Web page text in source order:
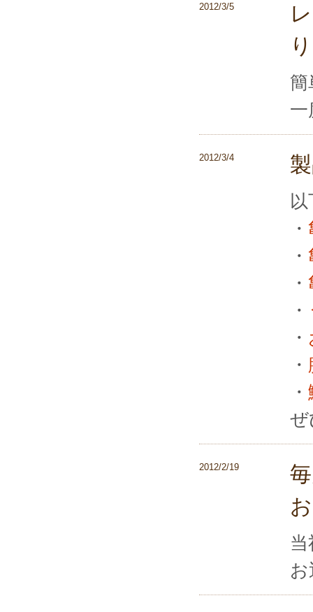
2012/3/5
2012/3/4
・
・
・
・
・
・
・
ぜ
2012/2/19